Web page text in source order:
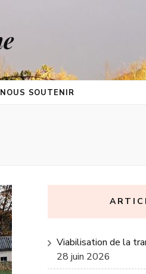
NOUS SOUTENIR
Viabilisation de la
28 juin 2026